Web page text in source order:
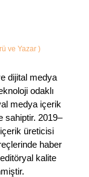
ve Yazar )
dijital medya
odaklı
medya içerik
sahiptir. 2019–
üreticisi
haber
kalite